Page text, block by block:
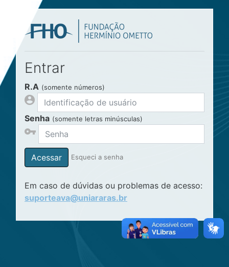
Ir para o conteúdo principal
Entrar
R.A (somente números)
Senha (somente letras minúsculas)
Acessar Esqueci a senha
Em caso de dúvidas ou problemas de acesso:
suporteava@uniararas.br